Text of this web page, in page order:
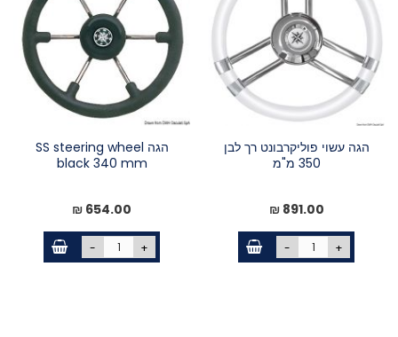
הגה עשוי פוליקרבונט רך לבן
350 מ"מ
891.00 ₪
- +
הגה SS steering wheel
black 340 mm
654.00 ₪
- +